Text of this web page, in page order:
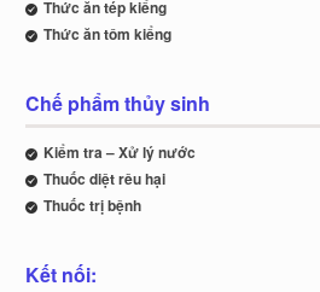
Thức ăn tép kiểng
Thức ăn tôm kiểng
Chế phẩm thủy sinh
Kiểm tra – Xử lý nước
Thuốc diệt rêu hại
Thuốc trị bệnh
Kết nối: